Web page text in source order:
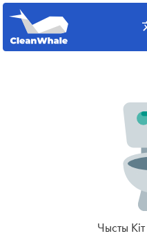
Чысты Кіт